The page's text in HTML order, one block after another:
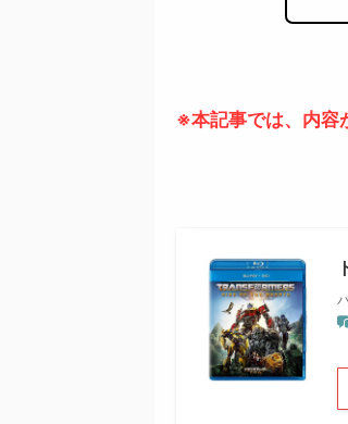
※本記事では、 内容